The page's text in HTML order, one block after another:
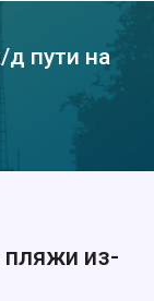
пути на
из-